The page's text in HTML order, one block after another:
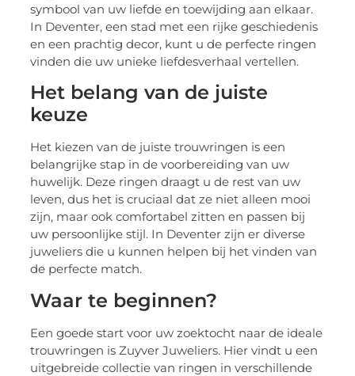
symbool van uw liefde en toewijding aan elkaar.
In Deventer, een stad met een rijke geschiedenis
en een prachtig decor, kunt u de perfecte ringen
vinden die uw unieke liefdesverhaal vertellen.
Het belang van de juiste
keuze
Het kiezen van de juiste trouwringen is een
belangrijke stap in de voorbereiding van uw
huwelijk. Deze ringen draagt u de rest van uw
leven, dus het is cruciaal dat ze niet alleen mooi
zijn, maar ook comfortabel zitten en passen bij
uw persoonlijke stijl. In Deventer zijn er diverse
juweliers die u kunnen helpen bij het vinden van
de perfecte match.
Waar te beginnen?
Een goede start voor uw zoektocht naar de ideale
trouwringen is Zuyver Juweliers. Hier vindt u een
uitgebreide collectie van ringen in verschillende